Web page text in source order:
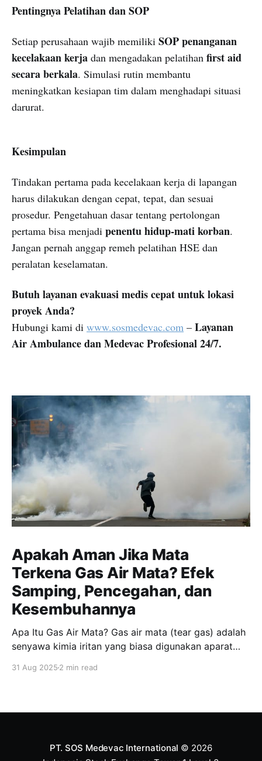
Pentingnya Pelatihan dan SOP
Setiap perusahaan wajib memiliki SOP penanganan
kecelakaan kerja dan mengadakan pelatihan first aid
secara berkala. Simulasi rutin membantu
meningkatkan kesiapan tim dalam menghadapi situasi
darurat.
Kesimpulan
Tindakan pertama pada kecelakaan kerja di lapangan
harus dilakukan dengan cepat, tepat, dan sesuai
prosedur. Pengetahuan dasar tentang pertolongan
pertama bisa menjadi penentu hidup-mati korban.
Jangan pernah anggap remeh pelatihan HSE dan
peralatan keselamatan.
Butuh layanan evakuasi medis cepat untuk lokasi
proyek Anda?
Hubungi kami di www.sosmedevac.com – Layanan
Air Ambulance dan Medevac Profesional 24/7.
Apakah Aman Jika Mata
Terkena Gas Air Mata? Efek
Samping, Pencegahan, dan
Kesembuhannya
Apa Itu Gas Air Mata? Gas air mata (tear gas) adalah
senyawa kimia iritan yang biasa digunakan aparat
paling umum adalah CS (chlorobenzylidene
31 Aug 2025 2 min read
PT. SOS Medevac International © 2026